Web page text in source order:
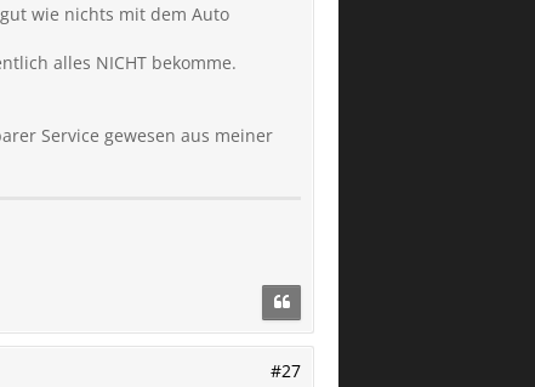
wie nichts mit dem Auto
alles NICHT bekomme.
Service gewesen aus meiner
#27